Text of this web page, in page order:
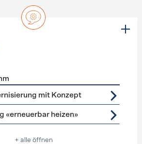
Beratung
mit Konzept
«erneuerbar heizen»
+ alle öffnen